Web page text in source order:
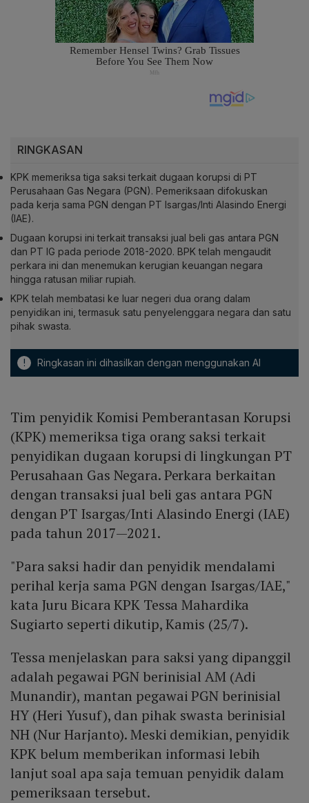
RINGKASAN
KPK memeriksa tiga saksi terkait dugaan korupsi di PT
Perusahaan Gas Negara (PGN). Pemeriksaan difokuskan
pada kerja sama PGN dengan PT Isargas/Inti Alasindo Energi
(IAE).
Dugaan korupsi ini terkait transaksi jual beli gas antara PGN
dan PT IG pada periode 2018-2020. BPK telah mengaudit
perkara ini dan menemukan kerugian keuangan negara
hingga ratusan miliar rupiah.
KPK telah membatasi ke luar negeri dua orang dalam
penyidikan ini, termasuk satu penyelenggara negara dan satu
pihak swasta.
! Ringkasan ini dihasilkan dengan menggunakan AI
Tim penyidik Komisi Pemberantasan Korupsi
(KPK) memeriksa tiga orang saksi terkait
penyidikan dugaan korupsi di lingkungan PT
Perusahaan Gas Negara. Perkara berkaitan
dengan transaksi jual beli gas antara PGN
dengan PT Isargas/Inti Alasindo Energi (IAE)
pada tahun 2017—2021.
"Para saksi hadir dan penyidik mendalami
perihal kerja sama PGN dengan Isargas/IAE,"
kata Juru Bicara KPK Tessa Mahardika
Sugiarto seperti dikutip, Kamis (25/7).
Tessa menjelaskan para saksi yang dipanggil
adalah pegawai PGN berinisial AM (Adi
Munandir), mantan pegawai PGN berinisial
HY (Heri Yusuf), dan pihak swasta berinisial
NH (Nur Harjanto). Meski demikian, penyidik
KPK belum memberikan informasi lebih
lanjut soal apa saja temuan penyidik dalam
pemeriksaan tersebut.